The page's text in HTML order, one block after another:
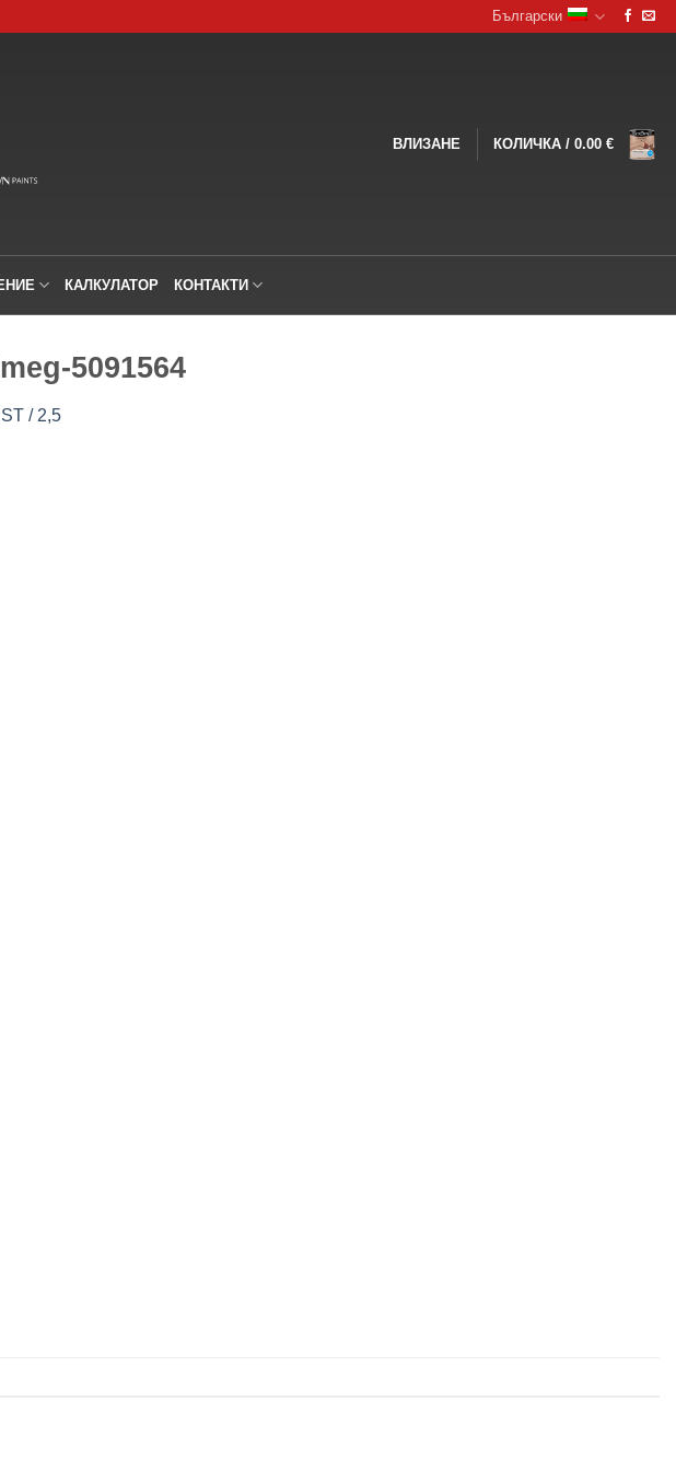
Български
ВЛИЗАНЕ КОЛИЧКА / 0.00 €
КАЛКУЛАТОР КОНТАКТИ
5091564
/ 2,5